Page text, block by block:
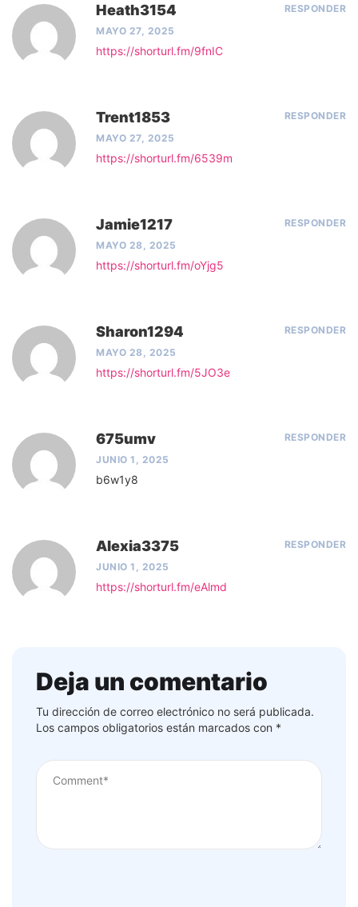
Heath3154
MAYO 27, 2025
RESPONDER
https://shorturl.fm/9fnIC
Trent1853
MAYO 27, 2025
RESPONDER
https://shorturl.fm/6539m
Jamie1217
MAYO 28, 2025
RESPONDER
https://shorturl.fm/oYjg5
Sharon1294
MAYO 28, 2025
RESPONDER
https://shorturl.fm/5JO3e
675umv
JUNIO 1, 2025
RESPONDER
b6w1y8
Alexia3375
JUNIO 1, 2025
RESPONDER
https://shorturl.fm/eAlmd
Deja un comentario
Tu dirección de correo electrónico no será publicada.
Los campos obligatorios están marcados con *